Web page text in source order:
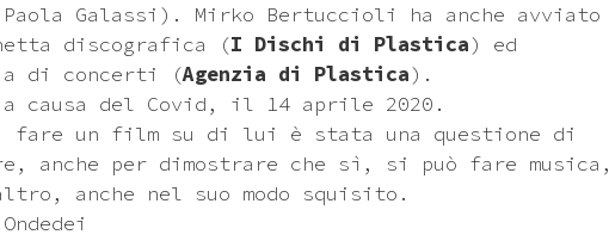
Galassi). Mirko Bertuccioli ha anche avviato
discografica (I Dischi di Plastica) ed
di concerti (Agenzia di Plastica).
a causa del Covid, il 14 aprile 2020.
fare un film su di lui è stata una questione di
anche per dimostrare che sì, si può fare musica,
anche nel suo modo squisito.